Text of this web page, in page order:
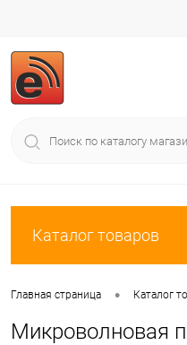
Каталог товаров
Главная страница • Каталог
Микроволновая